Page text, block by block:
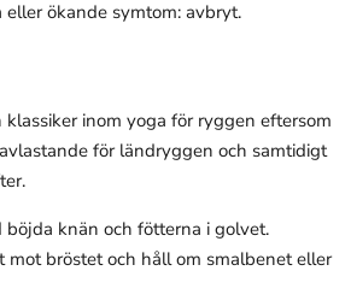
ökande symtom: avbryt.
inom yoga för ryggen eftersom
för ländryggen och samtidigt
böjda knän och fötterna i golvet.
mot bröstet och håll om smalbenet eller